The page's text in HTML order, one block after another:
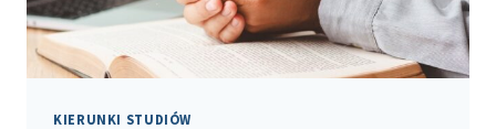
KIERUNKI STUDIÓW